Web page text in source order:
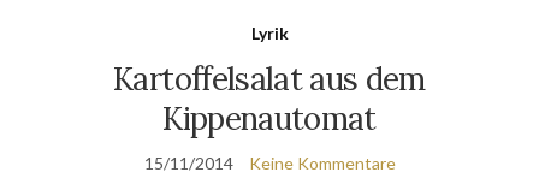
Lyrik
Kartoffelsalat aus dem
Kippenautomat
15/11/2014
Keine Kommentare